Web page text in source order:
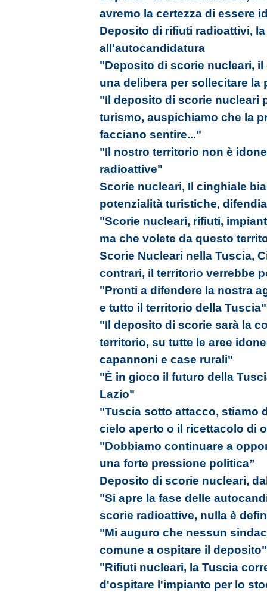
avremo la certezza di essere
Deposito di rifiuti radioattivi,
all'autocandidatura
"Deposito di scorie nucleari,
una delibera per sollecitare
"Il deposito di scorie nucleari
turismo, auspichiamo che la
facciano sentire..."
"Il nostro territorio non è
radioattive"
Scorie nucleari, Il cinghiale
potenzialità turistiche,
"Scorie nucleari, rifiuti,
ma che volete da questo
Scorie Nucleari nella Tuscia,
contrari, il territorio verrebbe
"Pronti a difendere la nostra
e tutto il territorio della Tuscia"
"Il deposito di scorie sarà la
territorio, su tutte le aree
capannoni e case rurali"
"È in gioco il futuro della
Lazio"
"Tuscia sotto attacco, stiamo
cielo aperto o il ricettacolo di
"Dobbiamo continuare a
una forte pressione politica”
Deposito di scorie nucleari,
"Si apre la fase delle
scorie radioattive, nulla è
"Mi auguro che nessun
comune a ospitare il deposito"
"Rifiuti nucleari, la Tuscia
d'ospitare l'impianto per lo